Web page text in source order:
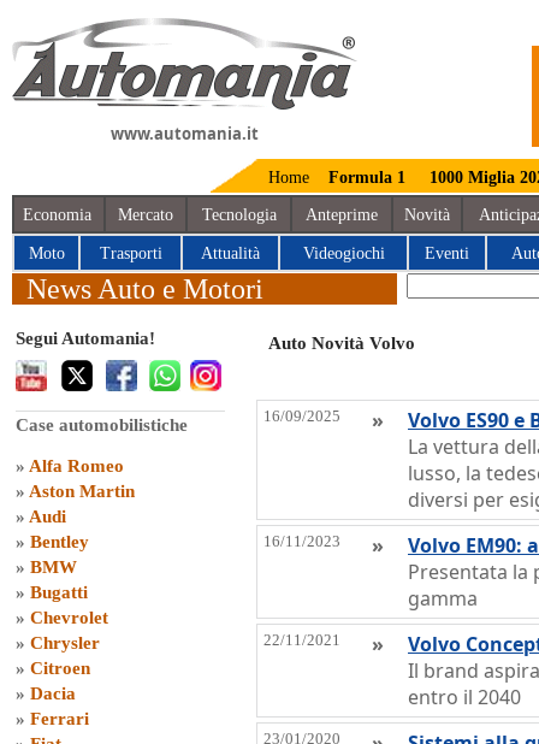
www.automania.it
Home Formula 1 1000 Miglia
Economia Mercato Tecnologia Anteprime Novità
Moto Trasporti Attualità Videogiochi Eventi
News Auto e Motori
Segui Automania!
Case automobilistiche
» Alfa Romeo
» Aston Martin
» Audi
» Bentley
» BMW
» Bugatti
» Chevrolet
» Chrysler
» Citroen
» Dacia
» Ferrari
Auto Novità Volvo
16/09/2025 »
Volvo ES90
La vettura
lusso, la
diversi per
16/11/2023 »
Volvo EM90:
Presentata la
gamma
22/11/2021 »
Volvo
Il brand
entro il 2040
23/01/2020